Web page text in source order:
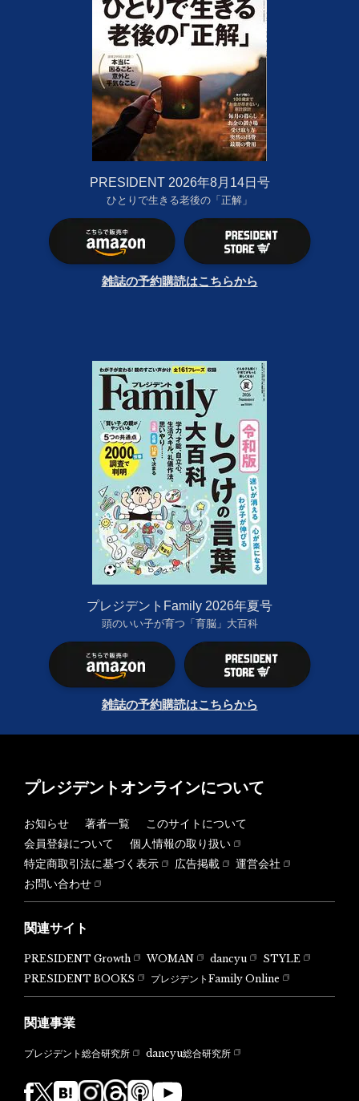
PRESIDENT 2026年8月14日号
ひとりで生きる老後の「正解」
雑誌の予約購読はこちらから
プレジデントFamily 2026年夏号
頭のいい子が育つ「育脳」大百科
雑誌の予約購読はこちらから
プレジデントオンラインについて
お知らせ 著者一覧
このサイトについて
会員登録について
個人情報の取り扱い
特定商取引法に基づく表示
広告掲載
運営会社
お問い合わせ
関連サイト
PRESIDENT Growth WOMAN dancyu
STYLE
PRESIDENT BOOKS
プレジデントFamily Online
関連事業
プレジデント総合研究所 dancyu総合研究所